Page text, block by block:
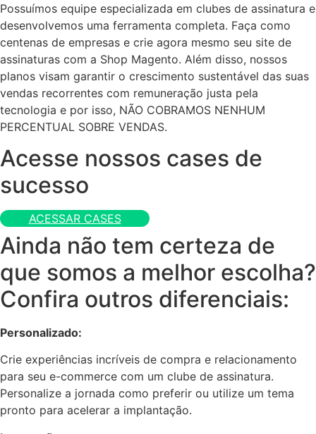
Possuímos equipe especializada em clubes de assinatura e
desenvolvemos uma ferramenta completa. Faça como
centenas de empresas e crie agora mesmo seu site de
assinaturas com a Shop Magento. Além disso, nossos
planos visam garantir o crescimento sustentável das suas
vendas recorrentes com remuneração justa pela
tecnologia e por isso, NÃO COBRAMOS NENHUM
PERCENTUAL SOBRE VENDAS.
Acesse nossos cases de
sucesso
ACESSAR CASES
Ainda não tem certeza de
que somos a melhor escolha?
Confira outros diferenciais:
Personalizado:
Crie experiências incríveis de compra e relacionamento
para seu e-commerce com um clube de assinatura.
Personalize a jornada como preferir ou utilize um tema
pronto para acelerar a implantação.